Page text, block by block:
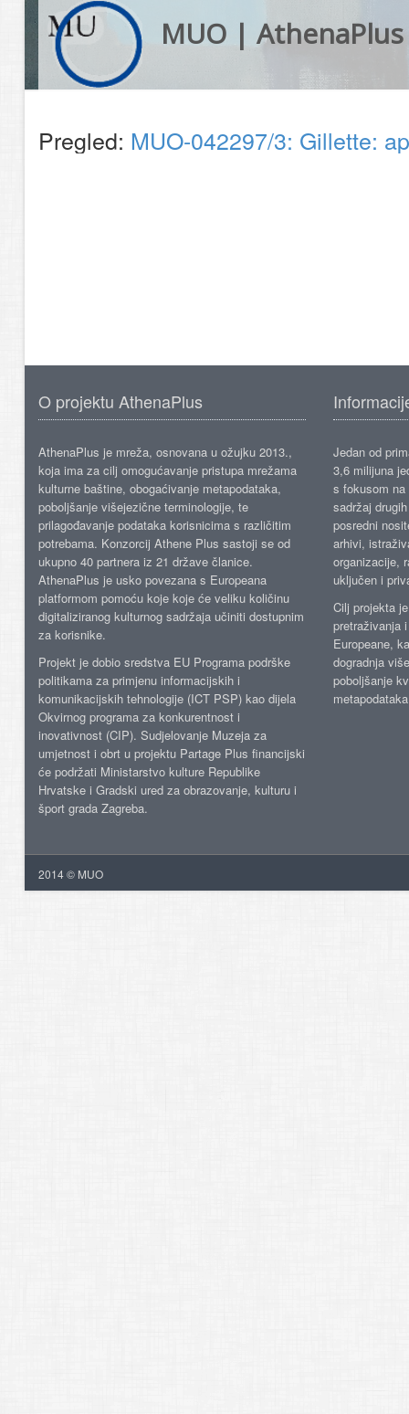
MUO | AthenaPlus
Pregled: MUO-042297/3: Gillette:
O projektu AthenaPlus
AthenaPlus je mreža, osnovana u ožujku 2013.,
koja ima za cilj omogućavanje pristupa mrežama
kulturne baštine, obogaćivanje metapodataka,
poboljšanje višejezične terminologije, te
prilagođavanje podataka korisnicima s različitim
potrebama. Konzorcij Athene Plus sastoji se od
ukupno 40 partnera iz 21 države članice.
AthenaPlus je usko povezana s Europeana
platformom pomoću koje koje će veliku količinu
digitaliziranog kulturnog sadržaja učiniti dostupnim
za korisnike.
Projekt je dobio sredstva EU Programa podrške
politikama za primjenu informacijskih i
komunikacijskih tehnologije (ICT PSP) kao dijela
Okvirnog programa za konkurentnost i
inovativnost (CIP). Sudjelovanje Muzeja za
umjetnost i obrt u projektu Partage Plus financijski
će podržati Ministarstvo kulture Republike
Hrvatske i Gradski ured za obrazovanje, kulturu i
šport grada Zagreba.
Jedan od
3,6 milijuna
s fokusom
sadržaj
posredni
arhivi,
organizacije,
uključen i
Cilj projekta
pretraživanja
Europeane,
dogradnja
poboljšanje
2014 © MUO